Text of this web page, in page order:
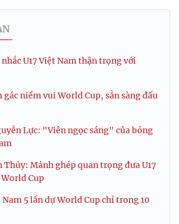
nhắc U17 Việt Nam thận trọng với
gác niềm vui World Cup, sẵn sàng đấu
Lực: "Viên ngọc sáng" của bóng
Thủy: Mảnh ghép quan trọng đưa U17
Cup
5 lần dự World Cup chỉ trong 10